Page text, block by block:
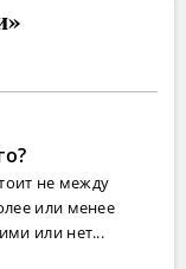
не между
или менее
или нет...